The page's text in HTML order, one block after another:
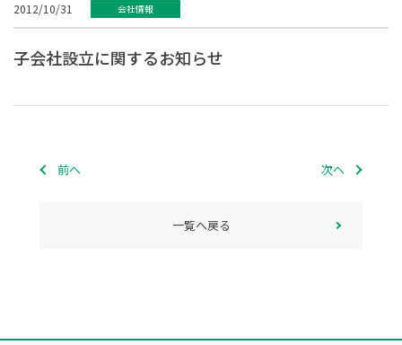
2012/10/31 会社情報
子会社設立に関するお知らせ
前へ 次へ
一覧へ戻る